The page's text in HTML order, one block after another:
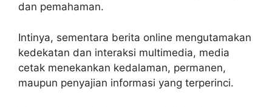
dan pemahaman.
Intinya, sementara berita online mengutamakan
kedekatan dan interaksi multimedia, media
cetak menekankan kedalaman, permanen,
maupun penyajian informasi yang terperinci.